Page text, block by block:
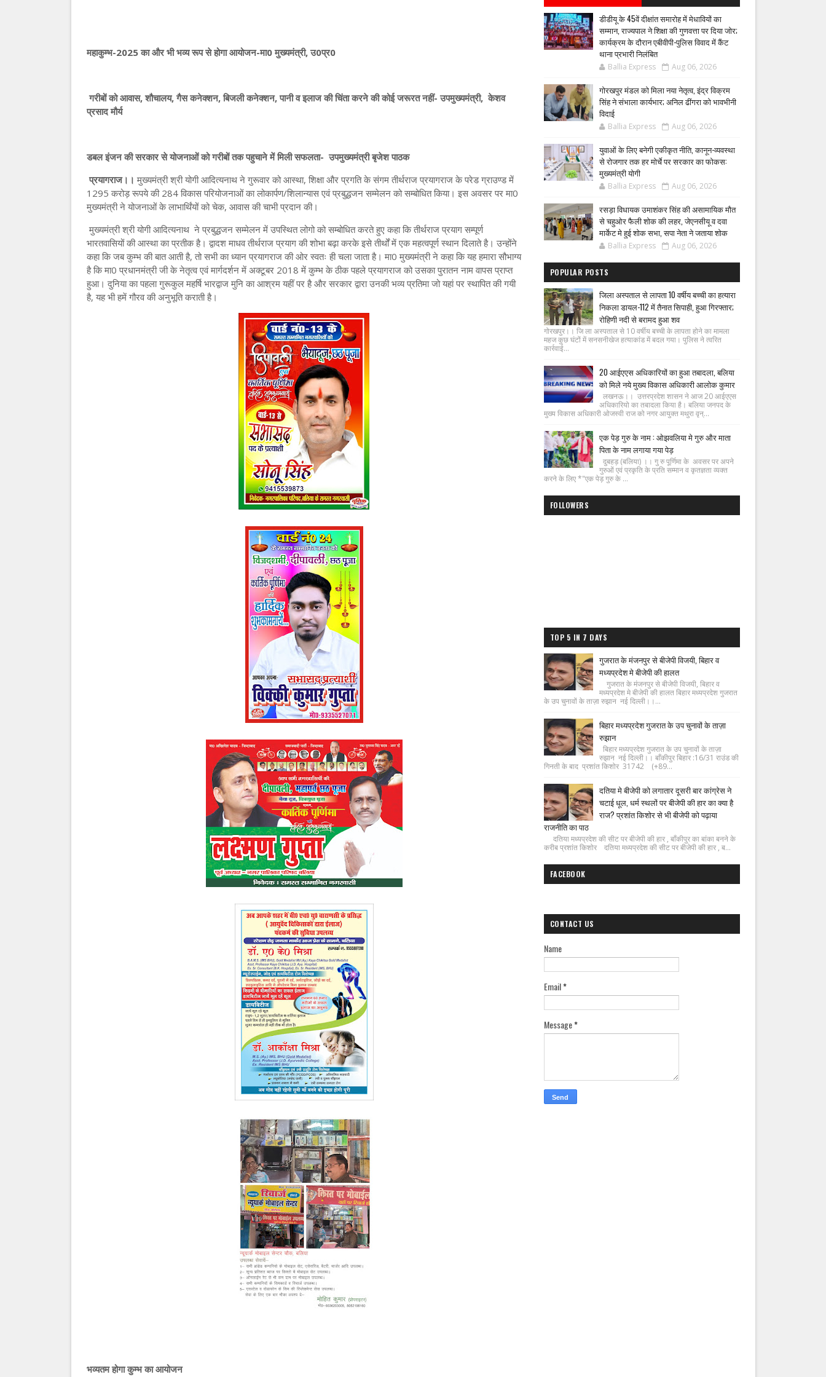
महाकुम्भ-2025 का और भी भव्य रूप से होगा आयोजन-मा0 मुख्यमंत्री, उ0प्र0
गरीबों को आवास, शौचालय, गैस कनेक्शन, बिजली कनेक्शन, पानी व इलाज की चिंता करने की कोई जरूरत नहीं- उपमुख्यमंत्री, केशव
प्रसाद मौर्य
डबल इंजन की सरकार से योजनाओं को गरीबों तक पहुचाने में मिली सफलता- उपमुख्यमंत्री बृजेश पाठक
प्रयागराज।। मुख्यमंत्री श्री योगी आदित्यनाथ ने गुरूवार को आस्था, शिक्षा और प्रगति के संगम तीर्थराज प्रयागराज के परेड ग्राउण्ड में
1295 करोड़ रूपये की 284 विकास परियोजनाओं का लोकार्पण/शिलान्यास एवं प्रबुद्धजन सम्मेलन को सम्बोधित किया। इस अवसर पर मा0
मुख्यमंत्री ने योजनाओं के लाभार्थिंयों को चेक, आवास की चाभी प्रदान की।
मुख्यमंत्री श्री योगी आदित्यनाथ ने प्रबुद्धजन सम्मेलन में उपस्थित लोगो को सम्बोधित करते हुए कहा कि तीर्थराज प्रयाग सम्पूर्ण
भारतवासियों की आस्था का प्रतीक है। द्वादश माधव तीर्थराज प्रयाग की शोभा बढ़ा करके इसे तीर्थों में एक महत्वपूर्ण स्थान दिलाते है। उन्होंने
कहा कि जब कुम्भ की बात आती है, तो सभी का ध्यान प्रयागराज की ओर स्वतः ही चला जाता है। मा0 मुख्यमंत्री ने कहा कि यह हमारा सौभाग्य
है कि मा0 प्रधानमंत्री जी के नेतृत्व एवं मार्गदर्शन में अक्टूबर 2018 में कुम्भ के ठीक पहले प्रयागराज को उसका पुरातन नाम वापस प्राप्त
हुआ। दुनिया का पहला गुरूकुल महर्षि भारद्वाज मुनि का आश्रम यहीं पर है और सरकार द्वारा उनकी भव्य प्रतिमा जो यहां पर स्थापित की गयी
है, यह भी हमें गौरव की अनुभूति कराती है।
भव्यतम होगा कुम्भ का आयोजन
डीडीयू के 45वें दीक्षांत समारोह में मेधावियों का
सम्मान, राज्यपाल ने शिक्षा की गुणवत्ता पर दिया जोर;
कार्यक्रम के दौरान एबीवीपी-पुलिस विवाद में कैंट
थाना प्रभारी निलंबित
Ballia Express Aug 06, 2026
गोरखपुर मंडल को मिला नया नेतृत्व, इंद्र विक्रम
सिंह ने संभाला कार्यभार; अनिल ढींगरा को भावभीनी
विदाई
Ballia Express Aug 06, 2026
युवाओं के लिए बनेगी एकीकृत नीति, कानून-व्यवस्था
से रोजगार तक हर मोर्चे पर सरकार का फोकस:
मुख्यमंत्री योगी
Ballia Express Aug 06, 2026
रसड़ा विधायक उमाशंकर सिंह की असामायिक मौत
से चहुओर फैली शोक की लहर, जेएनसीयू व दवा
मार्केट मे हुई शोक सभा, सपा नेता ने जताया शोक
Ballia Express Aug 06, 2026
POPULAR POSTS
जिला अस्पताल से लापता 10 वर्षीय बच्ची का हत्यारा
निकला डायल-112 में तैनात सिपाही, हुआ गिरफ्तार;
रोहिणी नदी से बरामद हुआ शव
गोरखपुर।। जि ला अस्पताल से 10 वर्षीय बच्ची के लापता होने का मामला
महज कुछ घंटों में सनसनीखेज हत्याकांड में बदल गया। पुलिस ने त्वरित
कार्रवाई...
20 आईएएस अधिकारियों का हुआ तबादला, बलिया
को मिले नये मुख्य विकास अधिकारी आलोक कुमार
लखनऊ।। उत्तरप्रदेश शासन ने आज 20 आईएएस
अधिकारियो का तबादला किया है। बलिया जनपद के
मुख्य विकास अधिकारी ओजस्वी राज को नगर आयुक्त मथुरा वृन्...
एक पेड़ गुरु के नाम : ओझवलिया मे गुरु और माता
पिता के नाम लगाया गया पेड़
दुबहड़ (बलिया) ।। गु रु पूर्णिमा के अवसर पर अपने
गुरुओं एवं प्रकृति के प्रति सम्मान व कृतज्ञता व्यक्त
करने के लिए *"एक पेड़ गुरु के ...
FOLLOWERS
TOP 5 IN 7 DAYS
गुजरात के मंजनपुर से बीजेपी विजयी, बिहार व
मध्यप्रदेश मे बीजेपी की हालत
गुजरात के मंजनपुर से बीजेपी विजयी, बिहार व
मध्यप्रदेश मे बीजेपी की हालत बिहार मध्यप्रदेश गुजरात
के उप चुनावों के ताज़ा रुझान नई दिल्ली।।...
बिहार मध्यप्रदेश गुजरात के उप चुनावों के ताज़ा
रुझान
बिहार मध्यप्रदेश गुजरात के उप चुनावों के ताज़ा
रुझान नई दिल्ली।। बाँकीपुर बिहार :16/31 राउंड की
गिनती के बाद प्रशांत किशोर 31742 (+89...
दतिया मे बीजेपी को लगातार दूसरी बार कांग्रेस ने
चटाई धूल, धर्म स्थलों पर बीजेपी की हार का क्या है
राज? प्रशांत किशोर से भी बीजेपी को पढ़ाया
राजनीति का पाठ
दतिया मध्यप्रदेश की सीट पर बीजेपी की हार , बाँकीपुर का बांका बनने के
करीब प्रशांत किशोर दतिया मध्यप्रदेश की सीट पर बीजेपी की हार , ब...
FACEBOOK
CONTACT US
Name
Email*
Message*